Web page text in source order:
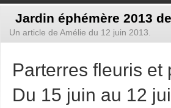
Jardin éphémère 2013
Un article de Amélie du 12 juin 2013.
Parterres fleuris et
Du 15 juin au 12